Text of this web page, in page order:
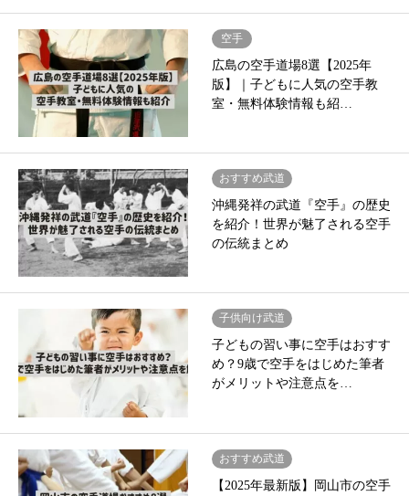
空手
広島の空手道場8選【2025年
版】｜子どもに人気の空手教
室・無料体験情報も紹…
おすすめ武道
沖縄発祥の武道『空手』の歴史
を紹介！世界が魅了される空手
の伝統まとめ
子供向け武道
子どもの習い事に空手はおすす
め？9歳で空手をはじめた筆者
がメリットや注意点を…
おすすめ武道
【2025年最新版】岡山市の空手